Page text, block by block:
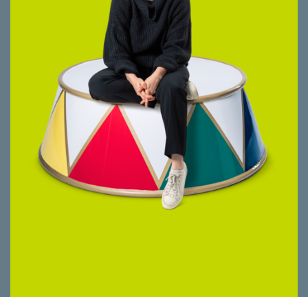
• Finanzbuchhaltung
• Immobilienbuchhaltung
• Personaladministration
Langjährige Erfahrung in der Finanz- und
Immobilienbuchhaltung, zuletzt als Leiterin
Immobilienbuchhaltung. Seit 2025 bei
smeyers tätig und parallel dazu im
Bachelorstudium Wirtschaftsinformatik an
der Hochschule Luzern.